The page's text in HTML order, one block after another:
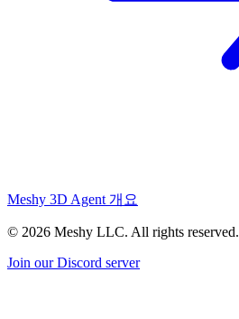
Meshy 3D Agent 개요
© 2026 Meshy LLC. All rights reserved.
Join our Discord server